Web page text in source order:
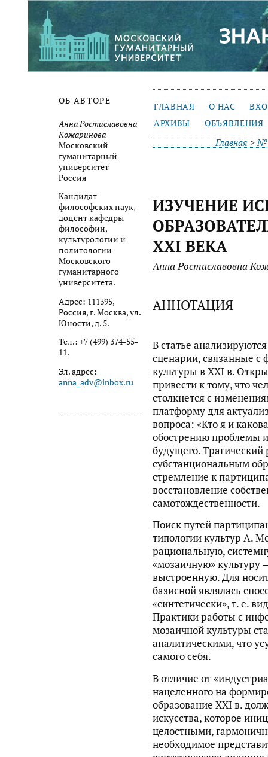
ОБ АВТОРЕ
Анна Ростиславовна
Кожаринова
Московский
гуманитарный
университет
Россия
Кандидат
философских наук,
доцент кафедры
философии,
культурологии и
политологии
Московского
гуманитарного
университета.
Адрес: 111395,
Россия, г. Москва, ул.
Юности, д. 5.
Тел.: +7 (499) 374-55-
11.
Эл. адрес:
anna_adv@inbox.ru
ГЛАВНАЯ О НАС
АРХИВЫ
ОБЪЯВЛЕНИЯ
Главная >№
ИЗУЧЕНИЕ
XXI ВЕКА
Анна Ростиславовна
АННОТАЦИЯ
В статье
сценарии, связанные
культуры в XXI в.
привести к тому, что
столкнется с
платформу для
вопроса: «Кто я и
обострению проблемы
будущего. Трагический
субстанциональным
стремление к
восстановление
самотождественности.
Поиск путей
типологии культур А.
рациональную,
«мозаичную» культуру
выстроенную. Для
базисной являлась
«синтетически», т. е.
Практики работы с
мозаичной культуры
аналитическими, что
самого себя.
В отличие от
нацеленного на
образование XXI в.
искусства, которое
целостными,
необходимое